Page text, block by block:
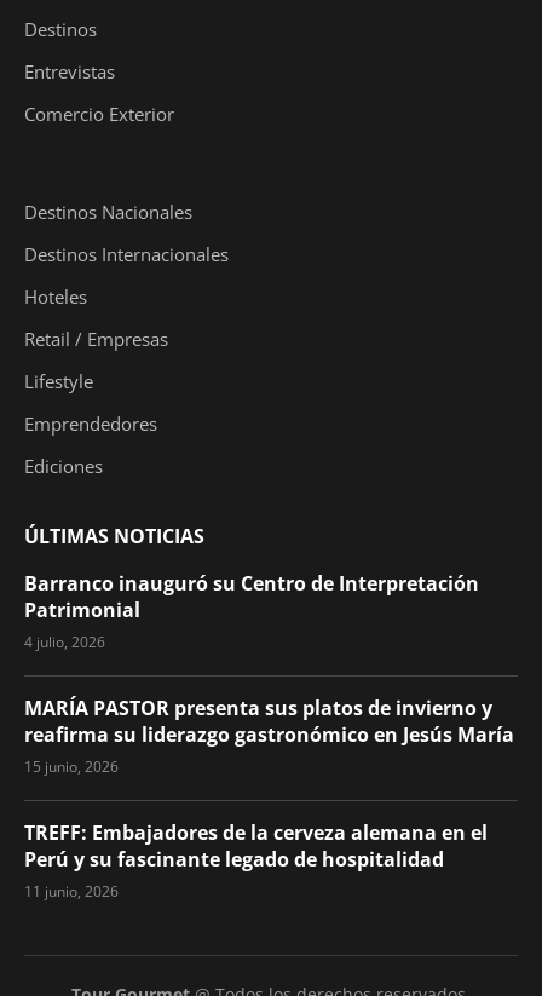
Destinos
Entrevistas
Comercio Exterior
Destinos Nacionales
Destinos Internacionales
Hoteles
Retail / Empresas
Lifestyle
Emprendedores
Ediciones
ÚLTIMAS NOTICIAS
Barranco inauguró su Centro de Interpretación
Patrimonial
4 julio, 2026
MARÍA PASTOR presenta sus platos de invierno y
reafirma su liderazgo gastronómico en Jesús María
15 junio, 2026
TREFF: Embajadores de la cerveza alemana en el
Perú y su fascinante legado de hospitalidad
11 junio, 2026